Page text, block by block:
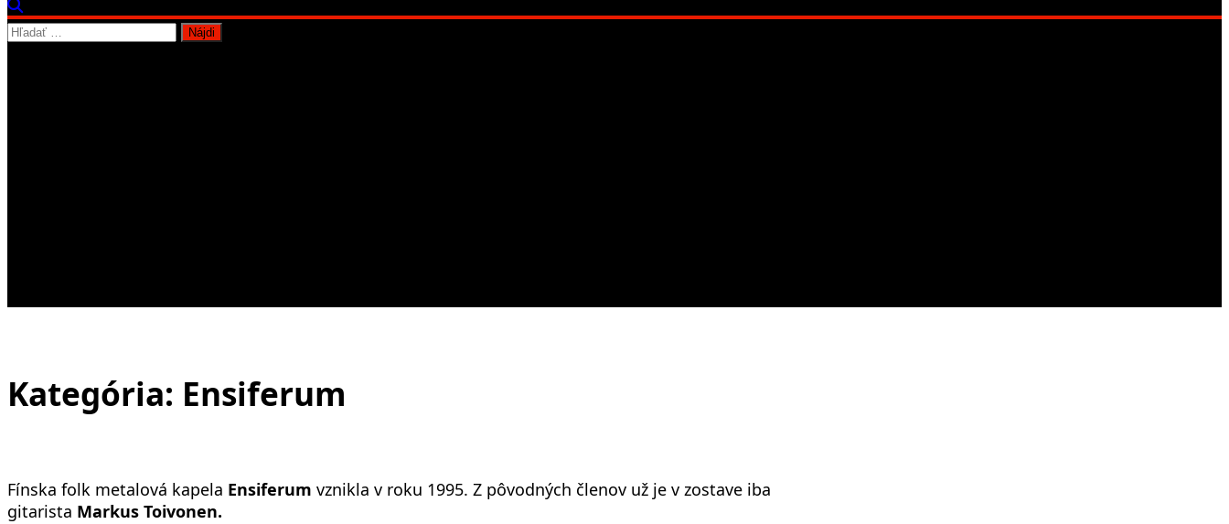
Hľadať:
Kategória: Ensiferum
Fínska folk metalová kapela Ensiferum vznikla v roku 1995. Z pôvodných členov už je v zostave iba
gitarista Markus Toivonen.